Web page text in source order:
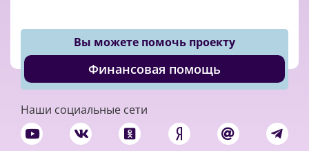
Вы можете помочь проекту
Финансовая помощь
Наши социальные сети